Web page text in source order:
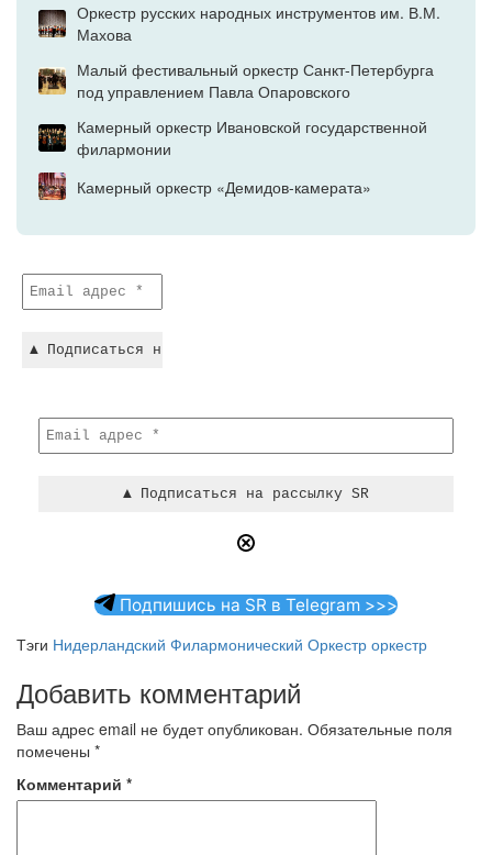
Оркестр русских народных инструментов им. В.М.
Махова
Малый фестивальный оркестр Санкт-Петербурга
под управлением Павла Опаровского
Камерный оркестр Ивановской государственной
филармонии
Камерный оркестр «Демидов-камерата»
Подпишись на SR в Telegram >>>
Тэги Нидерландский Филармонический Оркестр оркестр
Добавить комментарий
Ваш адрес email не будет опубликован. Обязательные поля
помечены *
Комментарий *